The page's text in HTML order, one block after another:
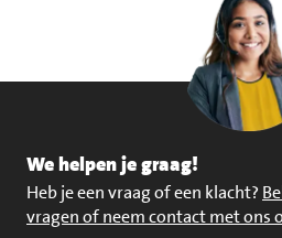
We helpen je graag!
Heb je een vraag of een klacht?
vragen of neem contact met ons